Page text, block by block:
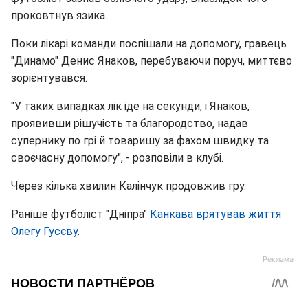
проковтнув язика.
Поки лікарі команди поспішали на допомогу, гравець
"Динамо" Денис Янаков, перебуваючи поруч, миттєво
зорієнтувався.
"У таких випадках лік іде на секунди, і Янаков,
проявивши рішучість та благородство, надав
супернику по грі й товаришу за фахом швидку та
своєчасну допомогу", - розповіли в клубі.
Через кілька хвилин Калінчук продовжив гру.
Раніше футболіст "Дніпра" Канкава врятував життя
Олегу Гусєву.